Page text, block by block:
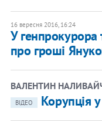
16 вересня 2016, 16:24
У генпрокурора
про гроші
ВАЛЕНТИН
ВІДЕО Корупція